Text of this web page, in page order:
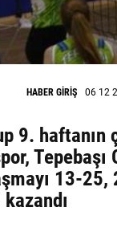
HABER GİRİŞ 06 12
9. haftanın
Tepebaşı
13-